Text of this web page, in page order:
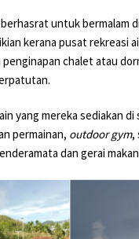
untuk bermalam
kerana pusat rekreasi
chalet atau
yang mereka sediakan di
permainan, outdoor gym,
dan gerai